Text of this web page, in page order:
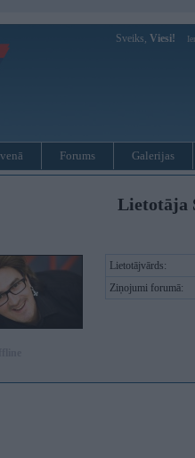
Sveiks, Viesi!
Forums Galerijas
Lietotāja
Lietotājvārds:
Ziņojumi forumā: